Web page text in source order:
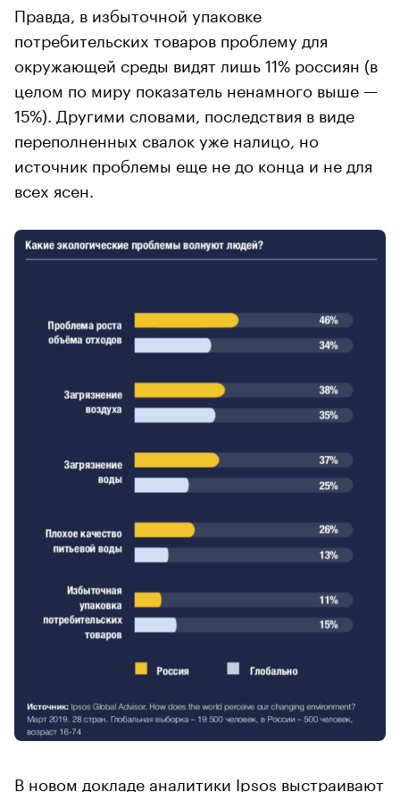
Правда, в избыточной упаковке
потребительских товаров проблему для
окружающей среды видят лишь 11% россиян (в
целом по миру показатель ненамного выше —
15%). Другими словами, последствия в виде
переполненных свалок уже налицо, но
источник проблемы еще не до конца и не для
всех ясен.
В новом докладе аналитики Ipsos выстраивают